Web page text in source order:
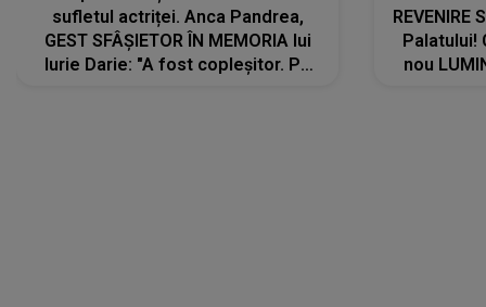
sufletul actriței. Anca Pandrea,
GEST SFÂȘIETOR ÎN MEMORIA lui
Iurie Darie: "A fost copleșitor. Pe
REVENIRE
Palatului!
nou